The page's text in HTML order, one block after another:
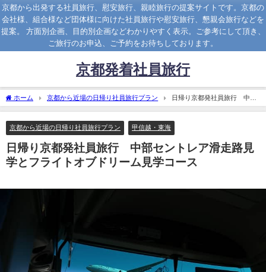
京都から出発する社員旅行、慰安旅行、親睦旅行の提案サイトです。京都の
会社様、組合様など団体様に向けた社員旅行や慰安旅行、懇親会旅行などを
提案。 方面別企画、目的別企画などわかりやすく表示。ご参考にして頂き、
ご旅行のお申込、ご予約をお待ちしております。
京都発着社員旅行
ホーム 京都から近場の日帰り社員旅行プラン
日帰り京都発社員旅行 中部
セントレア滑走路見学とフライトオブドリーム見学コース
京都から近場の日帰り社員旅行プラン 甲信越・東海
日帰り京都発社員旅行 中部セントレア滑走路見
学とフライトオブドリーム見学コース